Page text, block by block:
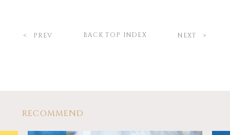
PREV BACK TOP INDEX NEXT
RECOMMEND